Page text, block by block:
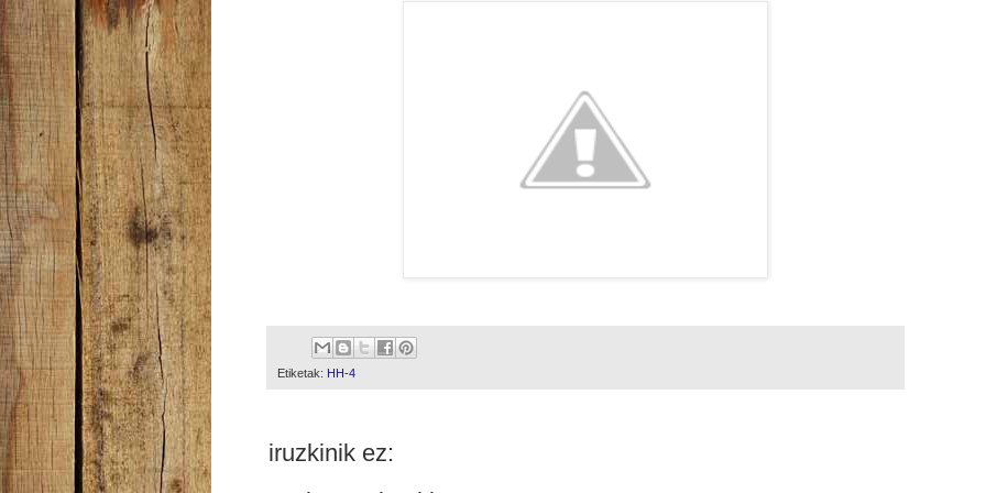
Etiketak: HH-4
iruzkinik ez: